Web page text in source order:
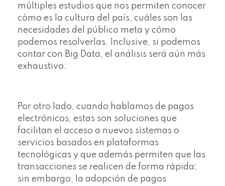
múltiples estudios que nos permiten conocer
cómo es la cultura del país, cuáles son las
necesidades del público meta y cómo
podemos resolverlas. Inclusive, si podemos
contar con Big Data, el análisis será aún más
exhaustivo.
Por otro lado, cuando hablamos de pagos
electrónicos, estas son soluciones que
facilitan el acceso a nuevos sistemas o
servicios basados en plataformas
tecnológicas y que además permiten que las
transacciones se realicen de forma rápida;
sin embargo, la adopción de pagos